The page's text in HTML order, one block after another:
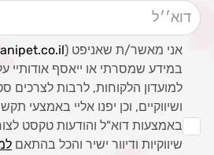
דוא׳׳ל
אני מאשר/ת שאניפט (
במידע שמסרתי או ייאסף אודותיי
למועדון הלקוחות, לרבות לצרכים
ושיווקיים, וכן יפנו אליי באמצעי
באמצעות דוא"ל והודעות טקסט
שיווקיות ודיוור ישיר והכל בהתאם